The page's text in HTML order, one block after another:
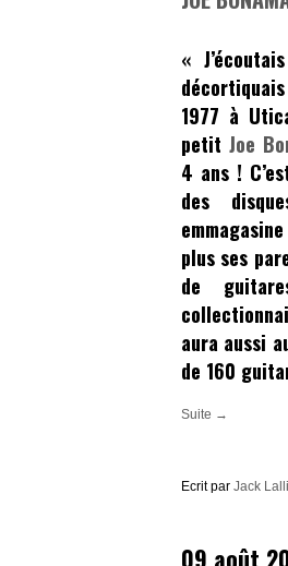
«
1977 à
petitJoe
4 ans !
des
plus ses
de
aura aussi
de 160
Suite →
Ecrit par Jack Lalli
09 août